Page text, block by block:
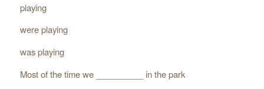
playing
were playing
was playing
Most of the time we __________ in the park